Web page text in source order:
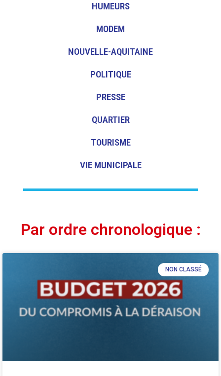
HUMEURS
MODEM
NOUVELLE-AQUITAINE
POLITIQUE
PRESSE
QUARTIER
TOURISME
VIE MUNICIPALE
Par ordre chronologique :
NON CLASSÉ